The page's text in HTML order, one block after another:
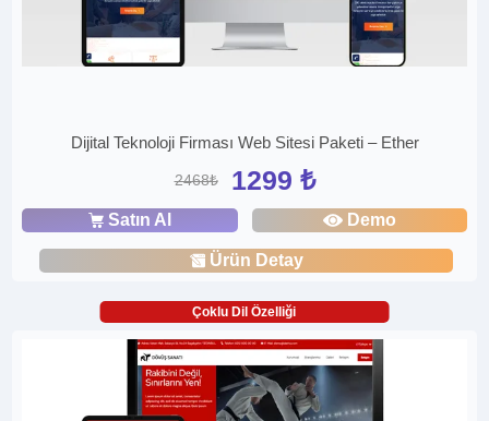
Dijital Teknoloji Firması Web Sitesi Paketi – Ether
2468₺ 1299 ₺
Satın Al Demo
Ürün Detay
Çoklu Dil Özelliği